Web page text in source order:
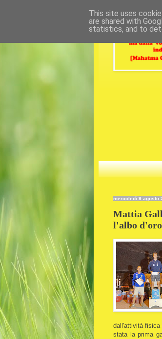
mercoledì 9 agosto
Mattia
l'albo d'oro
dall'attività fisica
stata la prima
This site uses
are shared with
statistics, and to